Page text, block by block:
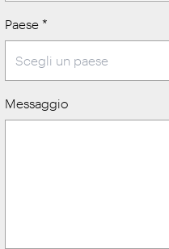
Paese *
Messaggio